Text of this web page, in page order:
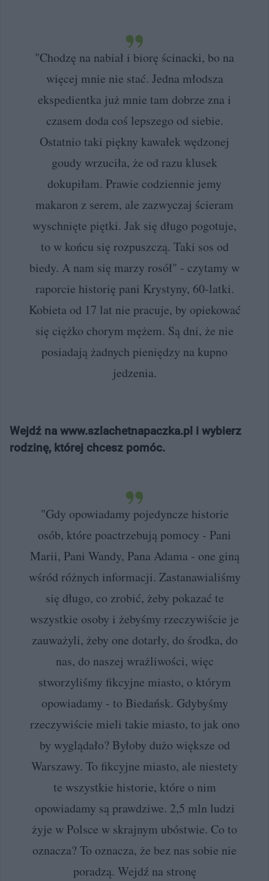
"Chodzę na nabiał i biorę ścinacki, bo na
więcej mnie nie stać. Jedna młodsza
ekspedientka już mnie tam dobrze zna i
czasem doda coś lepszego od siebie.
Ostatnio taki piękny kawałek wędzonej
goudy wrzuciła, że od razu klusek
dokupiłam. Prawie codziennie jemy
makaron z serem, ale zazwyczaj ścieram
wyschnięte piętki. Jak się długo pogotuje,
to w końcu się rozpuszczą. Taki sos od
biedy. A nam się marzy rosół" - czytamy w
raporcie historię pani Krystyny, 60-latki.
Kobieta od 17 lat nie pracuje, by opiekować
się ciężko chorym mężem. Są dni, że nie
posiadają żadnych pieniędzy na kupno
jedzenia.
Wejdź na www.szlachetnapaczka.pl i wybierz
rodzinę, której chcesz pomóc.
"Gdy opowiadamy pojedyncze historie
osób, które poactrzebują pomocy - Pani
Marii, Pani Wandy, Pana Adama - one giną
wśród różnych informacji. Zastanawialiśmy
się długo, co zrobić, żeby pokazać te
wszystkie osoby i żebyśmy rzeczywiście je
zauważyli, żeby one dotarły, do środka, do
nas, do naszej wrażliwości, więc
stworzyliśmy fikcyjne miasto, o którym
opowiadamy - to Biedańsk. Gdybyśmy
rzeczywiście mieli takie miasto, to jak ono
by wyglądało? Byłoby dużo większe od
Warszawy. To fikcyjne miasto, ale niestety
te wszystkie historie, które o nim
opowiadamy są prawdziwe. 2,5 mln ludzi
żyje w Polsce w skrajnym ubóstwie. Co to
oznacza? To oznacza, że bez nas sobie nie
poradzą. Wejdź na stronę